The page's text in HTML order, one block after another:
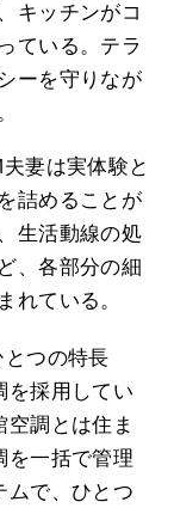
キッチンがコ
ている。テラ
ーを守りなが
妻は実体験と
詰めることが
生活動線の処
、各部分の細
れている。
つの特長
を採用してい
空調とは住ま
を一括で管理
ムで、ひとつ